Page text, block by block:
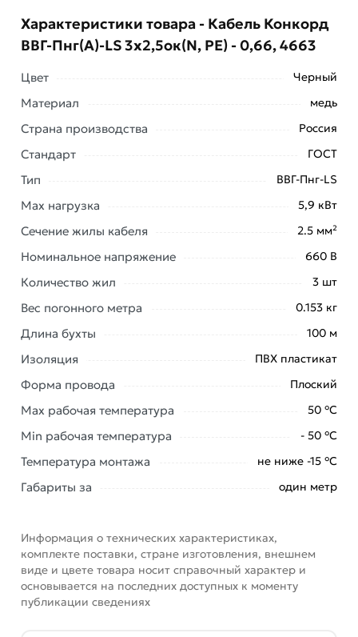
Кабель ООО Конкорд ВВГ-Пнг(А)-LS 3x2,5ок(N, PE) -
0,66 (100м) Бухта 100м 4663 отличается широкой
сферой применения. Его используют для
Он предназначен исключительно для стационарных
многоуровневых электрических сетей в
общественных помещениях разного назначения, к
примеру в:
медицинских учреждениях;
школьных и дошкольных образовательных
заведениях;
интернатах и домах престарелых;
гостиницах и хостелах;
кинотеатрах и клубах;
спортивных комплексах и т.д.
Характеристики товара - Кабель Конкорд
ВВГ-Пнг(А)-LS 3x2,5ок(N, PE) - 0,66, 4663
Цвет Черный
Материал медь
Страна производства Россия
Стандарт ГОСТ
Тип ВВГ-Пнг-LS
Max нагрузка 5,9 кВт
Сечение жилы кабеля 2.5 мм²
Номинальное напряжение 660 В
Количество жил 3 шт
Вес погонного метра 0.153 кг
Длина бухты 100 м
Изоляция ПВХ пластикат
Форма провода Плоский
Max рабочая температура 50 °С
Min рабочая температура - 50 °С
Температура монтажа не ниже -15 °С
Габариты за один метр
Информация о технических характеристиках,
комплекте поставки, стране изготовления, внешнем
виде и цвете товара носит справочный характер и
основывается на последних доступных к моменту
публикации сведениях